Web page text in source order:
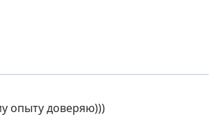
опыту доверяю)))